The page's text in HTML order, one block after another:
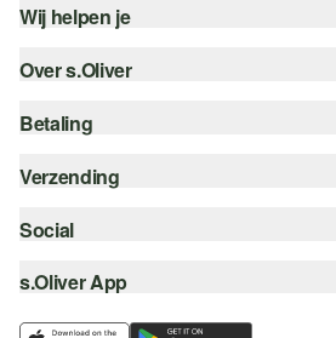
Wij helpen je
Help - FAQ
Maattabel
Top categorieën
Over s.Oliver
Nieuwsbrief
s.Oliver Card
Verlanglijstje
Betaling
Koop op rekening
Creditcard
Verzending
Track & Trace
Post NL
Social
instagram
facebook
s.Oliver App